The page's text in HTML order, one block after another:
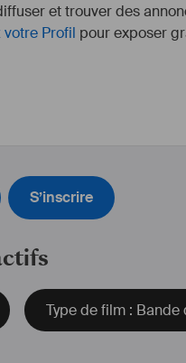
et trouver des
votre Profil pour exposer
S’inscrire
Type de film : Bande
Théâtre National
Il joue ensuite sous la
Le Sage, Lessing),
Fombelle), Mirabelle
Marc Soriano (Le
Paravidino), Xavier